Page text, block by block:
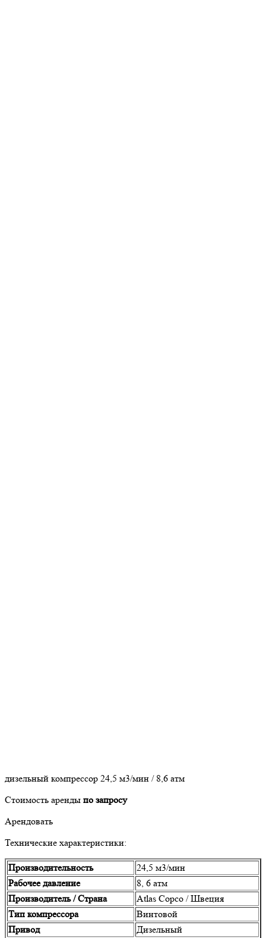
дизельный компрессор 24,5 м3/мин / 8,6 атм
Стоимость аренды по запросу
Арендовать
Технические характеристики:
Производительность
24,5 м3/мин
Рабочее давление
8, 6 атм
Производитель / Страна
Atlas Copco / Швеция
Тип компрессора
Винтовой
Привод
Дизельный